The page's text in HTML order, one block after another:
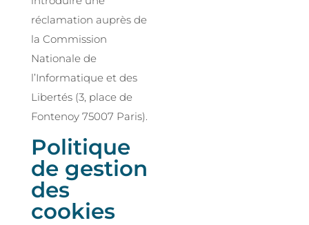
réclamation auprès de
la Commission
Nationale de
l’Informatique et des
Libertés (3, place de
Fontenoy 75007 Paris).
Politique
de gestion
des
cookies